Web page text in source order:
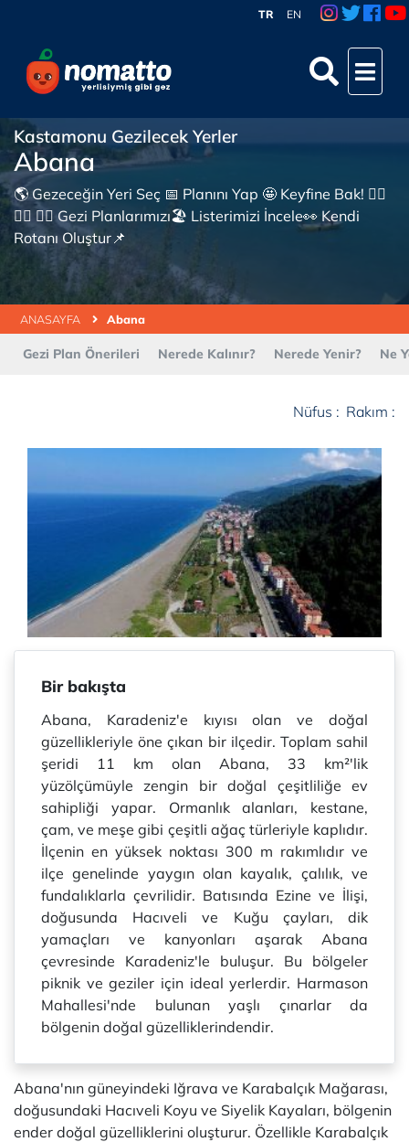
TR EN
ANASAYFA Abana
Kastamonu Gezilecek Yerler
Abana
🌎 Gezeceğin Yeri Seç 📅 Planını Yap 🤩 Keyfine Bak! 👇🏼
👇🏼 👇🏼 Gezi Planlarımızı🏖 Listerimizi İncele👀 Kendi
Rotanı Oluştur📌
Gezi Plan Önerileri Nerede Kalınır? Nerede Yenir? Ne
Nüfus : Rakım :
Bir bakışta
Abana, Karadeniz'e kıyısı olan ve doğal
güzellikleriyle öne çıkan bir ilçedir. Toplam sahil
şeridi 11 km olan Abana, 33 km²'lik
yüzölçümüyle zengin bir doğal çeşitliliğe ev
sahipliği yapar. Ormanlık alanları, kestane,
çam, ve meşe gibi çeşitli ağaç türleriyle kaplıdır.
İlçenin en yüksek noktası 300 m rakımlıdır ve
ilçe genelinde yaygın olan kayalık, çalılık, ve
fundalıklarla çevrilidir. Batısında Ezine ve İlişi,
doğusunda Hacıveli ve Kuğu çayları, dik
yamaçları ve kanyonları aşarak Abana
çevresinde Karadeniz'le buluşur. Bu bölgeler
piknik ve geziler için ideal yerlerdir. Harmason
Mahallesi'nde bulunan yaşlı çınarlar da
bölgenin doğal güzelliklerindendir.
Abana'nın güneyindeki Iğrava ve Karabalçık Mağarası,
doğusundaki Hacıveli Koyu ve Siyelik Kayaları, bölgenin
ender doğal güzelliklerini oluşturur. Özellikle Karabalçık